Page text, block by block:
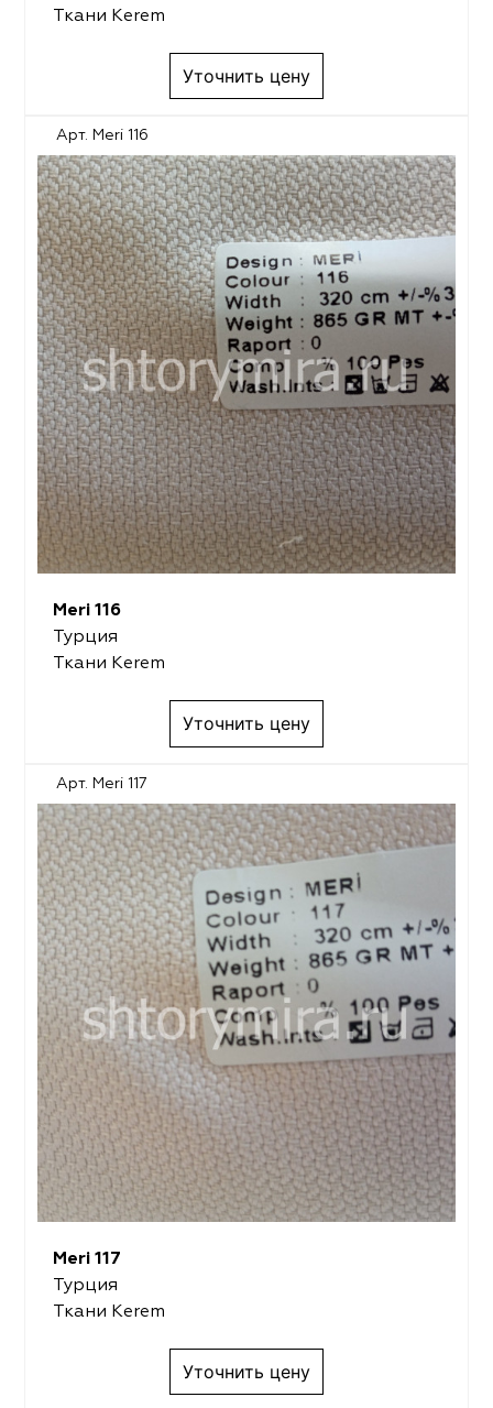
Ткани Kerem
Уточнить цену
Арт. Meri 116
Meri 116
Турция
Ткани Kerem
Уточнить цену
Арт. Meri 117
Meri 117
Турция
Ткани Kerem
Уточнить цену